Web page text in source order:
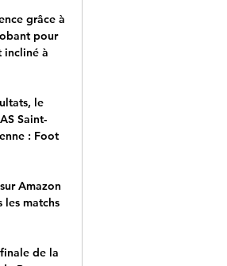
grâce à
pour
incliné à
le
Saint-
: Foot
Amazon
matchs
de la